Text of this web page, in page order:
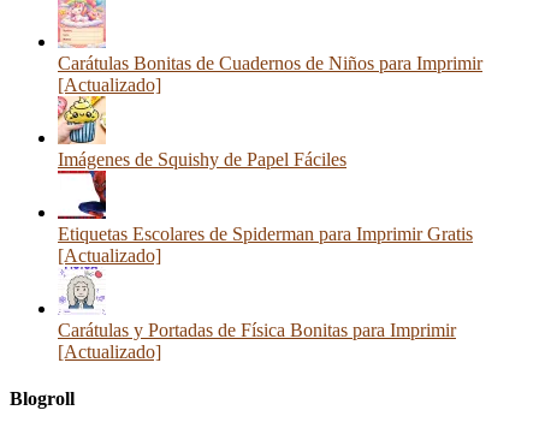
Carátulas Bonitas de Cuadernos de Niños para Imprimir
[Actualizado]
Imágenes de Squishy de Papel Fáciles
Etiquetas Escolares de Spiderman para Imprimir Gratis
[Actualizado]
Carátulas y Portadas de Física Bonitas para Imprimir
[Actualizado]
Blogroll